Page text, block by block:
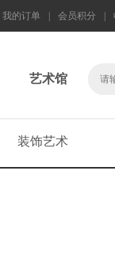
我的订单 会员积分
艺术馆
装饰艺术